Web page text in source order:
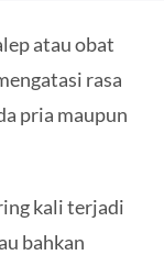
atau obat
rasa
pria maupun
kali terjadi
bahkan